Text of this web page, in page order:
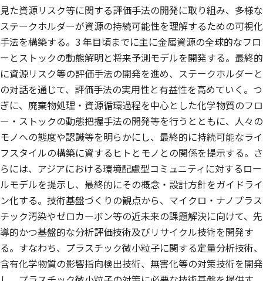
見た資源リスク等に関する評価手法の開発に取り組み、多様な
ステークホルダーが資源の持続可能性を理解するための可視化
手法を構築する。3 年目頃までに主に金属資源の全球的なフロ
ーとストックの動態解明と将来予測モデルを開発する。最終的
に資源リスク等の評価手法の開発を進め、ステークホルダーと
の対話を通じて、評価手法の実用性と有益性を高めていく。つ
ぎに、廃棄物処理・資源循環過程を中心とした化学物質のフロ
ー・ストックの動態把握手法の開発等を行うとともに、人々の
モノへの態度や認識等を明らかにし、最終的に持続可能なライ
フスタイルの構築に資するヒトとモノとの関係を提示する。さ
らには、アジアにおける環境配慮型コミュニティに対するロー
ルモデルを提示し、最終的にその概念・設計方針をガイドライ
ン化する。技術基盤づくりの観点から、マイクロ・ナノプラス
チック汚染やゼロカーボン等の近未来の課題解決に向けて、先
導的かつ基盤的な分析評価技術及びリサイクル技術を開発す
る。すなわち、プラスチック微小粒子に関する定量分析技術、
含有化学物質の影響指向検出技術、無害化等の対策技術を開発